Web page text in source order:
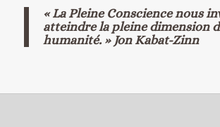
« La Pleine Conscience nous
atteindre la pleine dimension
humanité. » Jon Kabat-Zinn